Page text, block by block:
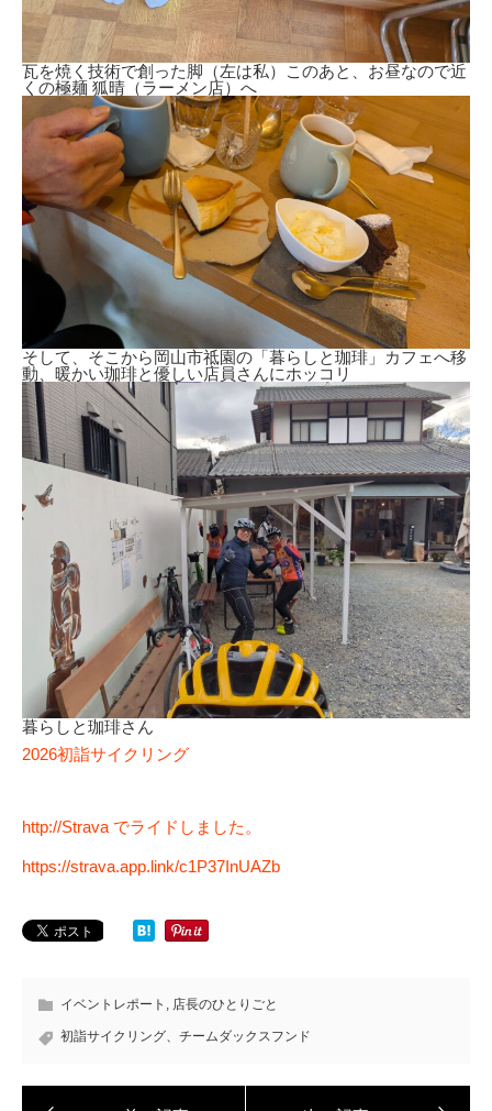
瓦を焼く技術で創った脚（左は私）このあと、お昼なので近
くの極麺 狐晴（ラーメン店）へ
そして、そこから岡山市祗園の「暮らしと珈琲」カフェへ移
動、暖かい珈琲と優しい店員さんにホッコリ
暮らしと珈琲さん
2026初詣サイクリング
http://Strava でライドしました。
https://strava.app.link/c1P37InUAZb
イベントレポート 店長のひとりごと
初詣サイクリング、チームダックスフンド